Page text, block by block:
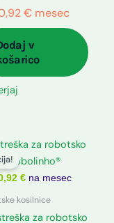
€mesec
v
€ na mesec
kosilnice
za robotsko
Izvirna
je
bila:
Trenutna
je:
119,90 €.